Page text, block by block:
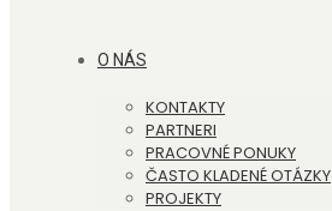
O NÁS
KONTAKTY
PARTNERI
PRACOVNÉ PONUKY
ČASTO KLADENÉ OTÁZKY
PROJEKTY